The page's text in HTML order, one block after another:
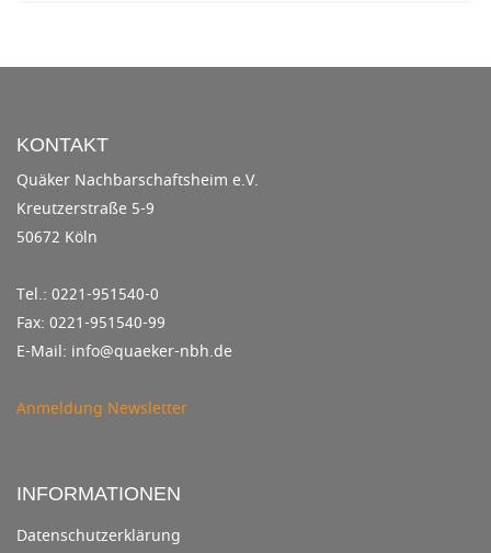
KONTAKT
Quäker Nachbarschaftsheim e.V.
Kreutzerstraße 5-9
50672 Köln
Tel.: 0221-951540-0
Fax: 0221-951540-99
E-Mail: info@quaeker-nbh.de
Anmeldung Newsletter
INFORMATIONEN
Datenschutzerklärung